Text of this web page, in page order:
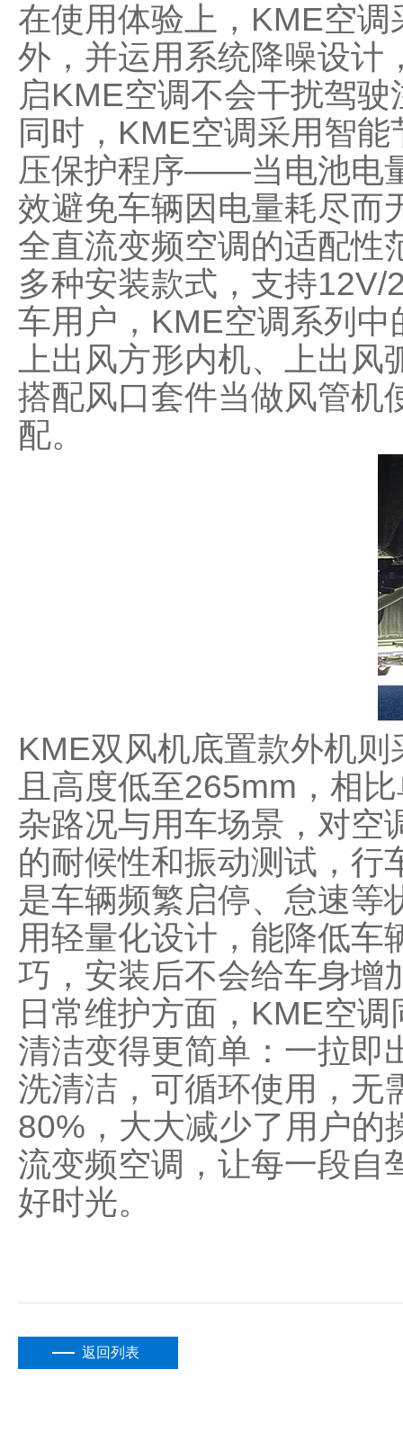
在使用体验上，KME空
外，并运用系统降噪设计
启KME空调不会干扰驾
同时，KME空调采用智
压保护程序——当电池电
效避免车辆因电量耗尽而
全直流变频空调的适配性
多种安装款式，支持
车用户，KME空调系列
上出风方形内机、上出
搭配风口套件当做风管机
配。
KME双风机底置款外机
且高度低至265mm，相
杂路况与用车场景，对空
的耐候性和振动测试，行
是车辆频繁启停、怠速等
用轻量化设计，能降低车
巧，安装后不会给车身增
日常维护方面，KME空
清洁变得更简单：一拉即
洗清洁，可循环使用，无
80%，大大减少了用户的
流变频空调，让每一段自
好时光。
返回列表